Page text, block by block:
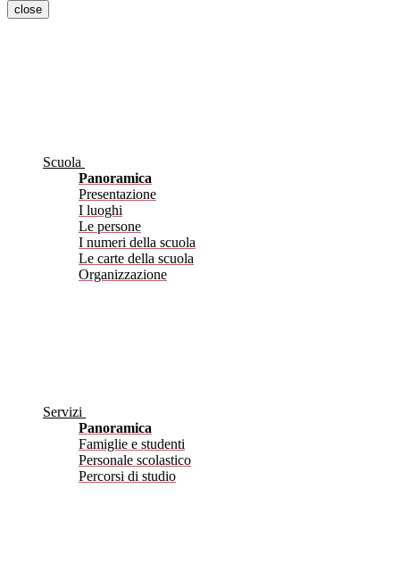
close
Scuola
Panoramica
Presentazione
I luoghi
Le persone
I numeri della scuola
Le carte della scuola
Organizzazione
Servizi
Panoramica
Famiglie e studenti
Personale scolastico
Percorsi di studio